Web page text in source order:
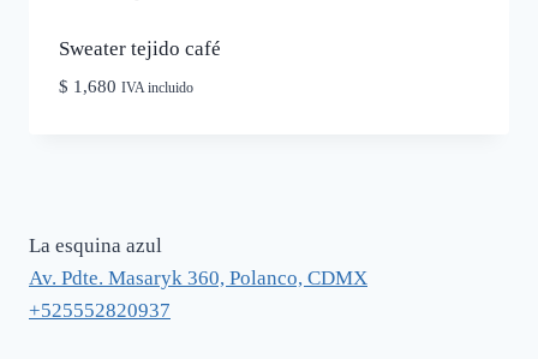
Sweater tejido café
$ 1,680 IVA incluido
La esquina azul
Av. Pdte. Masaryk 360, Polanco, CDMX
+525552820937